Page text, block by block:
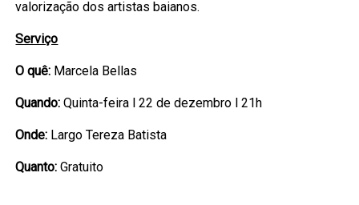
valorização dos artistas baianos.
Serviço
O quê: Marcela Bellas
Quando: Quinta-feira l 22 de dezembro l 21h
Onde: Largo Tereza Batista
Quanto: Gratuito